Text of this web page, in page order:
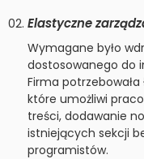
Elastyczne
Wymagane było
dostosowanego do
Firma potrzebowała
które umożliwi
treści, dodawanie
istniejących sekcji
programistów.